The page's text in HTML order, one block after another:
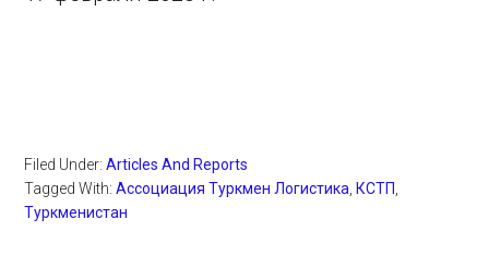
Filed Under:Articles And Reports
Tagged With:Ассоциация Туркмен Логистика КСТП
Туркменистан